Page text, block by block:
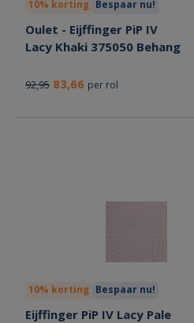
10% korting Bespaar nu!
Oulet - Eijffinger PiP IV
Lacy Khaki 375050 Behang
92,95 83,66 per rol
10% korting Bespaar nu!
Eijffinger PiP IV Lacy Pale